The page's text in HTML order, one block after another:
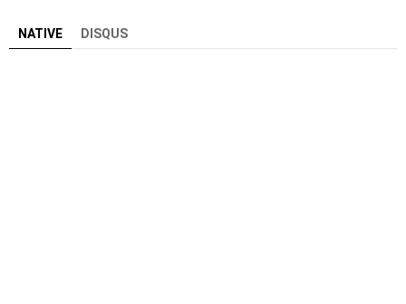
NATIVE DISQUS